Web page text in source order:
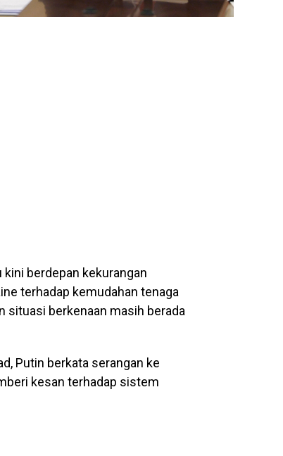
berdepan kekurangan
terhadap kemudahan tenaga
situasi berkenaan masih berada
Putin berkata serangan ke
kesan terhadap sistem